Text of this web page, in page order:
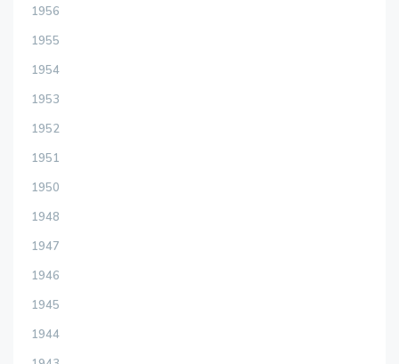
1956
1955
1954
1953
1952
1951
1950
1948
1947
1946
1945
1944